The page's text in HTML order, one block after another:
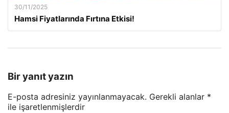
30/11/2025
Hamsi Fiyatlarında Fırtına Etkisi!
Bir yanıt yazın
E-posta adresiniz yayınlanmayacak. Gerekli alanlar *
ile işaretlenmişlerdir